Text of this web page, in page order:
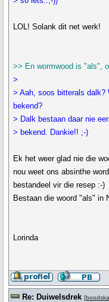
LOL! Solank dit net werk!
>> En wormwood is "als",
>
> Aah, soos bitterals dalk?
bekend?
> Dalk bestaan daar nie
> bekend. Dankie!! ;-)
Ek het weer glad nie die
nou weet ons absinthe
bestandeel vir die resep :-)
Bestaan die woord "als" in
Lorinda
Re: Duiwelsdrek [